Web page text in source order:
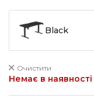
Black
Очистити
Немає в наявності